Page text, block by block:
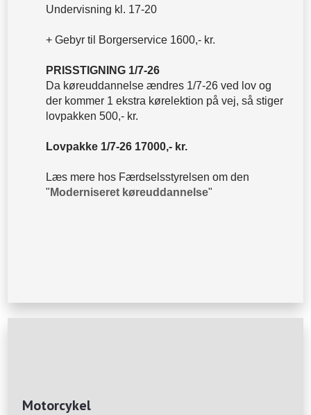
Undervisning kl. 17-20
+ Gebyr til Borgerservice 1600,- kr.
PRISSTIGNING 1/7-26
Da køreuddannelse ændres 1/7-26 ved lov og
der kommer 1 ekstra kørelektion på vej, så stiger
lovpakken 500,- kr.
Lovpakke 1/7-26 17000,- kr.
Læs mere hos Færdselsstyrelsen om den
" Moderniseret køreuddannelse"
Motorcykel